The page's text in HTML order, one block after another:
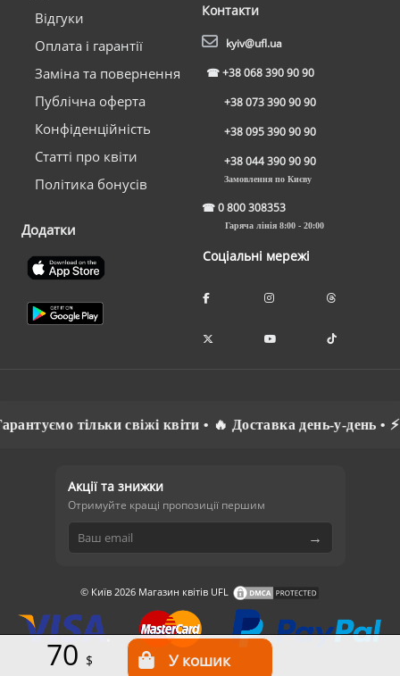
70 $
Відгуки
Оплата і гарантії
Заміна та повернення
Публічна оферта
Конфіденційність
Статті про квіти
Політика бонусів
Додатки
Контакти
kyiv@ufl.ua
☎+38 068 390 90 90
+38 073 390 90 90
+38 095 390 90 90
+38 044 390 90 90
Замовлення по Києву
☎0 800 308353
Гаряча лінія 8:00 - 20:00
Соціальні мережі
тільки свіжі квіти • 🔥 Доставка день-у-день • ⚡
Акції та знижки
Отримуйте кращі пропозиції першим
→
© Київ 2026 Магазин квітів UFL